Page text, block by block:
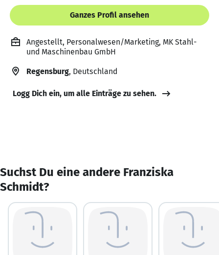
Ganzes Profil ansehen
Angestellt, Personalwesen/Marketing, MK Stahl-
und Maschinenbau GmbH
Regensburg, Deutschland
Logg Dich ein, um alle Einträge zu sehen.
Suchst Du eine andere Franziska
Schmidt?